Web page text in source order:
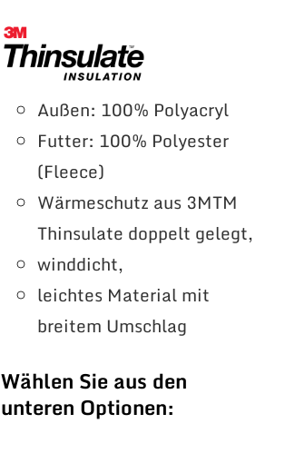
Außen: 100% Polyacryl
Futter: 100% Polyester
(Fleece)
Wärmeschutz aus 3MTM
Thinsulate doppelt gelegt,
winddicht,
leichtes Material mit
breitem Umschlag
Wählen Sie aus den
unteren Optionen: